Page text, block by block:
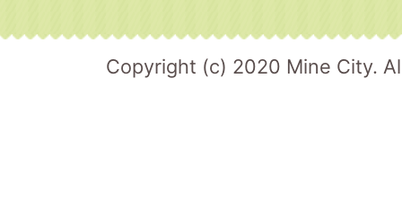
Copyright (c) 2020 Mine City.